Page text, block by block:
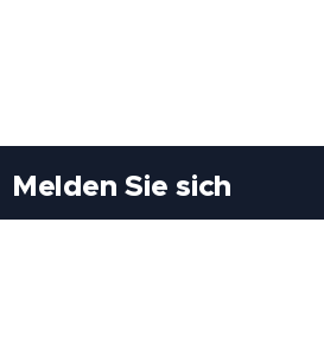
Melden Sie sich